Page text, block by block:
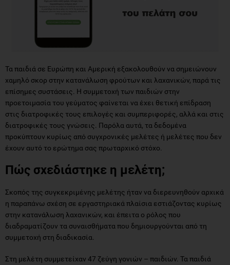
Τα παιδιά σε Ευρώπη και Αμερική εξακολουθούν να σημειώνουν
χαμηλό σκορ στην κατανάλωση φρούτων και λαχανικών, παρά τις
επίσημες συστάσεις. H συμμετοχή των παιδιών στην
προετοιμασία του γεύματος φαίνεται να έχει θετική επίδραση
στις διατροφικές τους επιλογές και συμπεριφορές, αλλά και στις
διατροφικές τους γνώσεις. Παρόλα αυτά, τα δεδομένα
προκύπτουν κυρίως από συγχρονικές μελέτες ή μελέτες που δεν
έχουν αυτό το ερώτημα σας πρωταρχικό στόχο.
Πώς σχεδιάστηκε η μελέτη;
Σκοπός της συγκεκριμένης μελέτης ήταν να διερευνηθούν αρχικά
η παραπάνω σχέση σε εργαστηριακά πλαίσια εστιάζοντας κυρίως
στην κατανάλωση λαχανικών, και έπειτα ο ρόλος που
διαδραματίζουν τα συναισθήματα που δημιουργούνται από τη
συμμετοχή στη διαδικασία.
Στη μελέτη συμμετείχαν 47 ζεύγη γονιών – παιδιών. Τα παιδιά